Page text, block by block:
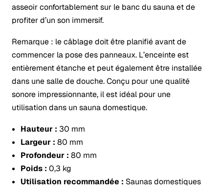
asseoir confortablement sur le banc du sauna et de
profiter d’un son immersif.
Remarque : le câblage doit être planifié avant de
commencer la pose des panneaux. L’enceinte est
entièrement étanche et peut également être installée
dans une salle de douche. Conçu pour une qualité
sonore impressionnante, il est idéal pour une
utilisation dans un sauna domestique.
Hauteur : 30 mm
Largeur : 80 mm
Profondeur : 80 mm
Poids : 0,3 kg
Utilisation recommandée : Saunas domestiques